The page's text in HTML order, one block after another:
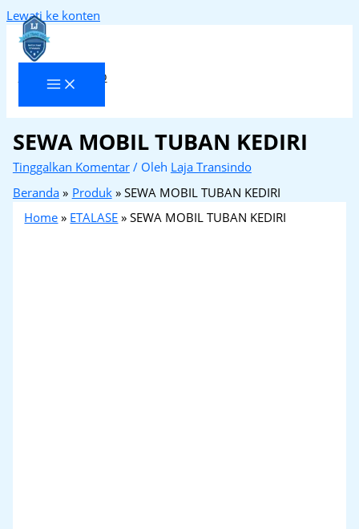
Lewati ke konten
Laja Transindo
SEWA MOBIL TUBAN KEDIRI
Tinggalkan Komentar / Oleh Laja Transindo
Beranda
Produk
SEWA MOBIL TUBAN KEDIRI
Home » ETALASE »SEWA MOBIL TUBAN KEDIRI